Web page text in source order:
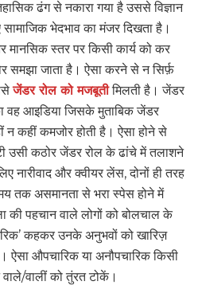
ढंग से नकारा गया है उससे विज्ञान
भेदभाव का मंजर दिखता है।
स्तर पर किसी कार्य को कर
समझा जाता है। ऐसा करने से न सिर्फ़
जेंडर रोल को मजबूतीमिलती है। जेंडर
वह आइडिया जिसके मुताबिक जेंडर
कहीं कमजोर होती है। ऐसा होने से
उसी कठोर जेंडर रोल के ढांचे में तलाशने
नारीवाद और क्वीयर लेंस, दोनों ही तरह
तक असमानता से भरा स्पेस होने में
की पहचान वाले लोगों को बोलचाल के
कहकर उनके अनुभवों को खारिज़
औपचारिक या अनौपचारिक किसी
वालीं को तुंरत टोकें।